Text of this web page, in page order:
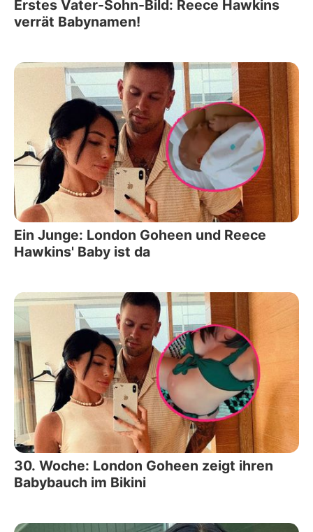
Erstes Vater-Sohn-Bild: Reece Hawkins
verrät Babynamen!
Ein Junge: London Goheen und Reece
Hawkins' Baby ist da
30. Woche: London Goheen zeigt ihren
Babybauch im Bikini